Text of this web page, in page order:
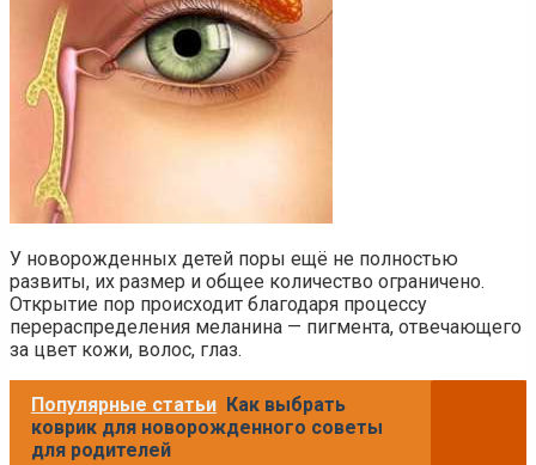
У новорожденных детей поры ещё не полностью
развиты, их размер и общее количество ограничено.
Открытие пор происходит благодаря процессу
перераспределения меланина — пигмента, отвечающего
за цвет кожи, волос, глаз.
Популярные статьи Как выбрать
коврик для новорожденного советы
для родителей